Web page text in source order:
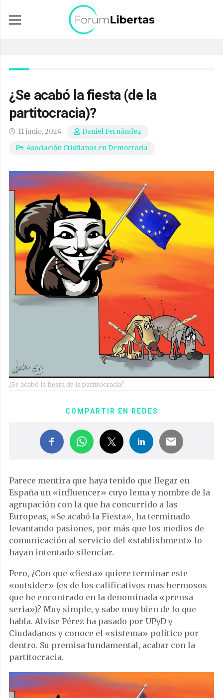
¿Se acabó la fiesta (de la
partitocracia)?
11 junio, 2024
Daniel Fernández
Asociación Cristianos en Democracia
¿Se acabó la fiesta de la partitocracia?
COMPARTIR EN REDES
Parece mentira que haya tenido que llegar en
España un «influencer» cuyo lema y nombre de la
agrupación con la que ha concurrido a las
Europeas, «Se acabó la Fiesta», ha terminado
levantando pasiones, por más que los medios de
comunicación al servicio del «stablishment» lo
hayan intentado silenciar.
Pero, ¿Con que «fiesta» quiere terminar este
«outsider» (es de los calificativos mas hermosos
que he encontrado en la denominada «prensa
seria»)? Muy simple, y sabe muy bien de lo que
habla. Alvise Pérez ha pasado por UPyD y
Ciudadanos y conoce el «sistema» político por
dentro. Su premisa fundamental, acabar con la
partitocracia.